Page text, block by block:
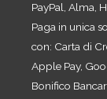
PayPal, Alma,
Paga in unica
con: Carta di
Apple Pay,
Bonifico